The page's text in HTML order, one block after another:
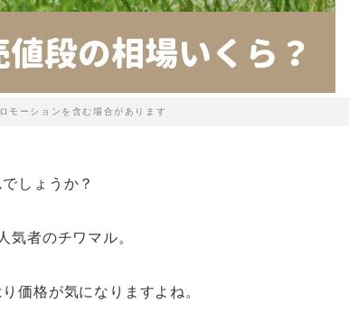
モーションを含む場合があります
しょうか？
気者のチワマル。
価格が気になりますよね。